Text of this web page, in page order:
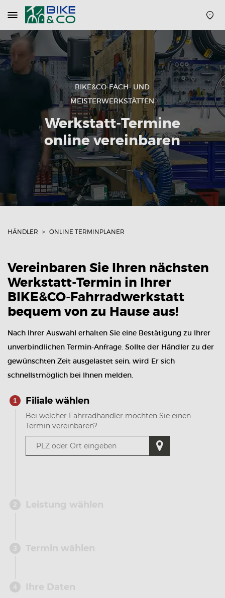
Navigation
öffnen
oder
schließen
BIKE&CO-FACH- UND
MEISTERWERKSTÄTTEN
Werkstatt-Termine
online vereinbaren
HÄNDLER ONLINE TERMINPLANER
Vereinbaren Sie Ihren nächsten
Werkstatt-Termin in Ihrer
BIKE&CO-Fahrradwerkstatt
bequem von zu Hause aus!
Nach Ihrer Auswahl erhalten Sie eine Bestätigung zu Ihrer
unverbindlichen Termin-Anfrage. Sollte der Händler zu der
gewünschten Zeit ausgelastet sein, wird Er sich
schnellstmöglich bei Ihnen melden.